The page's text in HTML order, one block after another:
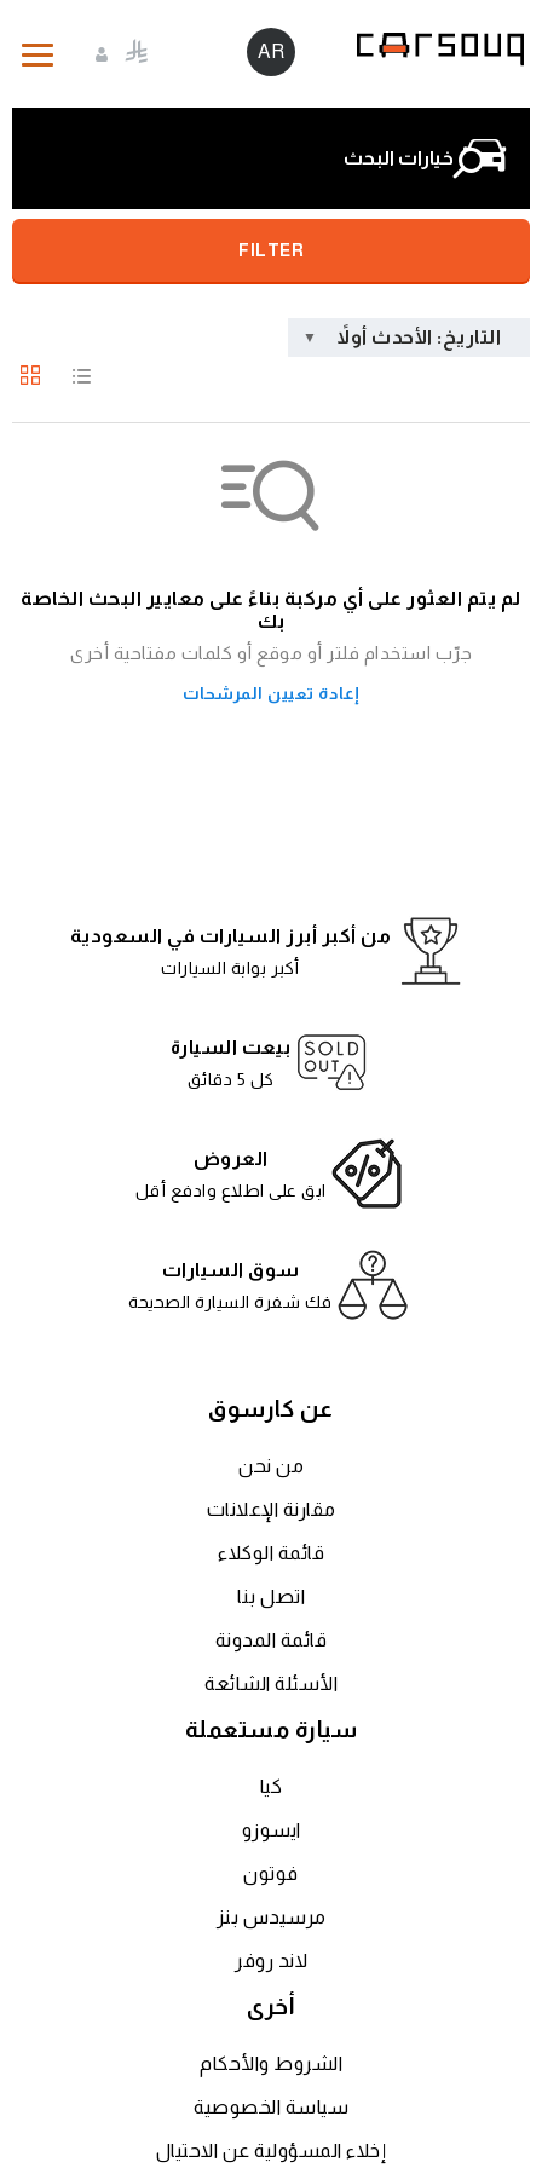
AR
خيارات البحث
FILTER
التاريخ: الأحدث أولاً
لم يتم العثور على أي مركبة بناءً على معايير البحث الخاصة
بك
جرّب استخدام فلتر أو موقع أو كلمات مفتاحية أخرى
إعادة تعيين المرشحات
من أكبر أبرز السيارات في السعودية
أكبر بوابة السيارات
بيعت السيارة
كل 5 دقائق
العروض
ابق على اطلاع وادفع أقل
سوق السيارات
فك شفرة السيارة الصحيحة
عن كارسوق
من نحن
مقارنة الإعلانات
قائمة الوكلاء
اتصل بنا
قائمة المدونة
الأسئلة الشائعة
سيارة مستعملة
كيا
ايسوزو
فوتون
مرسيدس بنز
لاند روفر
أخرى
الشروط والأحكام
سياسة الخصوصية
إخلاء المسؤولية عن الاحتيال